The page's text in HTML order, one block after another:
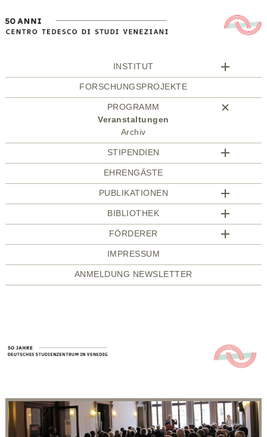
INSTITUT
FORSCHUNGSPROJEKTE
PROGRAMM
Veranstaltungen
Archiv
STIPENDIEN
EHRENGÄSTE
PUBLIKATIONEN
BIBLIOTHEK
FÖRDERER
IMPRESSUM
ANMELDUNG NEWSLETTER